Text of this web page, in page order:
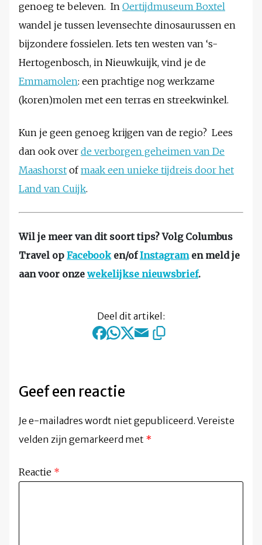
genoeg te beleven. In Oertijdmuseum Boxtel
wandel je tussen levensechte dinosaurussen en
bijzondere fossielen. Iets ten westen van ‘s-
Hertogenbosch, in Nieuwkuijk, vind je de
Emmamolen: een prachtige nog werkzame
(koren)molen met een terras en streekwinkel.
Kun je geen genoeg krijgen van de regio? Lees
dan ook over de verborgen geheimen van De
Maashorst ofmaak een unieke tijdreis door het
Land van Cuijk.
Wil je meer van dit soort tips? Volg Columbus
Travel op Facebook en/of Instagramen meld je
aan voor onze wekelijkse nieuwsbrief.
Deel dit artikel:
Geef een reactie
Je e-mailadres wordt niet gepubliceerd. Vereiste
velden zijn gemarkeerd met *
Reactie *